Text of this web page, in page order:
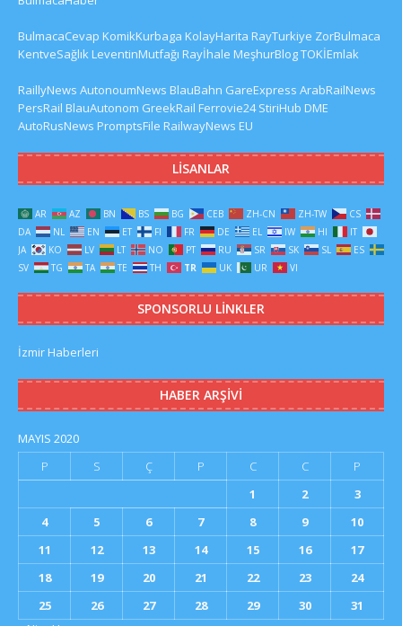
BulmacaCevap KomikKurbaga KolayHarita RayTurkiye ZorBulmaca
KentveSağlıkLeventinMutfağı Rayİhale MeşhurBlogTOKİEmlak
RaillyNews AutonoumNews BlauBahn GareExpress ArabRailNews
PersRail BlauAutonom GreekRail Ferrovie24 StiriHub DME
AutoRusNews PromptsFile RailwayNews EU
LISANLAR
AR AZ BN BS BG CEB ZH-CN ZH-TW
CS
DA
NL EN ET FI FR DE EL IW HI
IT
JA
KO LV LT NO PT RU SR SK SL
ES
SV
TG TA TE TH TR UK UR VI
SPONSORLU LINKLER
İzmir Haberleri
HABER ARŞIVI
MAYIS 2020
P
S Ç P C C
P
1
2
3
4
5 6 7 8 9
10
11
12 13 14 15 16
17
18
19 20 21 22 23
24
25
26 27 28 29 30
31